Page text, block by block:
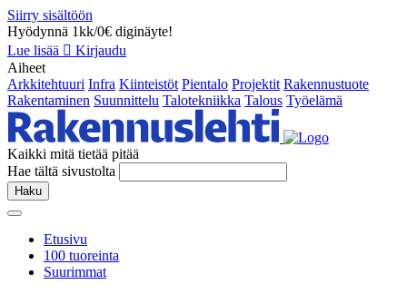
Siirry sisältöön
Hyödynnä 1kk/0€ diginäyte!
Lue lisää
Kirjaudu
Aiheet
Arkkitehtuuri Infra Kiinteistöt Pientalo Projektit Rakennustuote
Rakentaminen Suunnittelu Talotekniikka Talous Työelämä
Kaikki mitä tietää pitää
Hae tältä sivustolta
Haku
Etusivu
100 tuoreinta
Suurimmat